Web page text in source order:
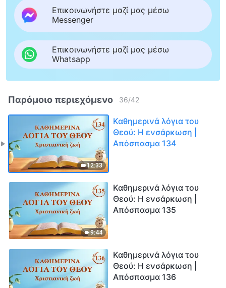
Επικοινωνήστε μαζί μας μέσω
Messenger
Επικοινωνήστε μαζί μας μέσω
Whatsapp
Παρόμοιο περιεχόμενο 36/42
12:33
Καθημερινά λόγια του
Θεού: Η ενσάρκωση |
Απόσπασμα 134
9:44
Καθημερινά λόγια του
Θεού: Η ενσάρκωση |
Απόσπασμα 135
Καθημερινά λόγια του
Θεού: Η ενσάρκωση |
Απόσπασμα 136